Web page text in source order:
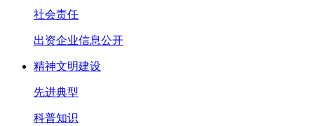
社会责任
出资企业信息公开
精神文明建设
先进典型
科普知识